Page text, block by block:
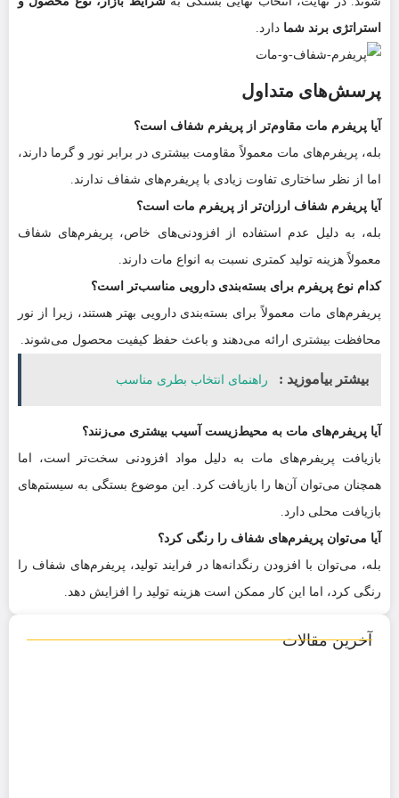
استراتژی برند شما دارد.
پرسش‌های متداول
آیا پریفرم مات مقاوم‌تر از پریفرم شفاف است؟
بله، پریفرم‌های مات معمولاً مقاومت بیشتری در برابر نور و گرما دارند،
اما از نظر ساختاری تفاوت زیادی با پریفرم‌های شفاف ندارند.
آیا پریفرم شفاف ارزان‌تر از پریفرم مات است؟
بله، به دلیل عدم استفاده از افزودنی‌های خاص، پریفرم‌های شفاف
معمولاً هزینه تولید کمتری نسبت به انواع مات دارند.
کدام نوع پریفرم برای بسته‌بندی دارویی مناسب‌تر است؟
پریفرم‌های مات معمولاً برای بسته‌بندی دارویی بهتر هستند، زیرا از نور
محافظت بیشتری ارائه می‌دهند و باعث حفظ کیفیت محصول می‌شوند.
بیشتر بیاموزید : راهنمای انتخاب بطری مناسب
آیا پریفرم‌های مات به محیط‌زیست آسیب بیشتری می‌زنند؟
بازیافت پریفرم‌های مات به دلیل مواد افزودنی سخت‌تر است، اما
همچنان می‌توان آن‌ها را بازیافت کرد. این موضوع بستگی به سیستم‌های
بازیافت محلی دارد.
آیا می‌توان پریفرم‌های شفاف را رنگی کرد؟
بله، می‌توان با افزودن رنگدانه‌ها در فرایند تولید، پریفرم‌های شفاف را
رنگی کرد، اما این کار ممکن است هزینه تولید را افزایش دهد.
آخرین مقالات